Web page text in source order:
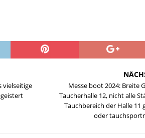
vielseitige
Messe boot 2024: Breite
Taucherhalle 12, nicht alle
Tauchbereich der Halle 11
oder